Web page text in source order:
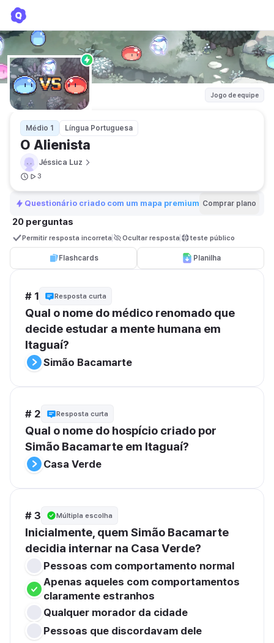
Jogo de equipe
Médio 1 Língua Portuguesa
O Alienista
Jéssica Luz
3
Questionário criado com um mapa premium Comprar plano
20 perguntas
Permitir resposta incorreta Ocultar resposta teste público
Flashcards Planilha
# 1 Resposta curta
Qual o nome do médico renomado que
decide estudar a mente humana em
Itaguaí?
Simão Bacamarte
# 2 Resposta curta
Qual o nome do hospício criado por
Simão Bacamarte em Itaguaí?
Casa Verde
# 3 Múltipla escolha
Inicialmente, quem Simão Bacamarte
decidia internar na Casa Verde?
Pessoas com comportamento normal
Apenas aqueles com comportamentos
claramente estranhos
Qualquer morador da cidade
Pessoas que discordavam dele